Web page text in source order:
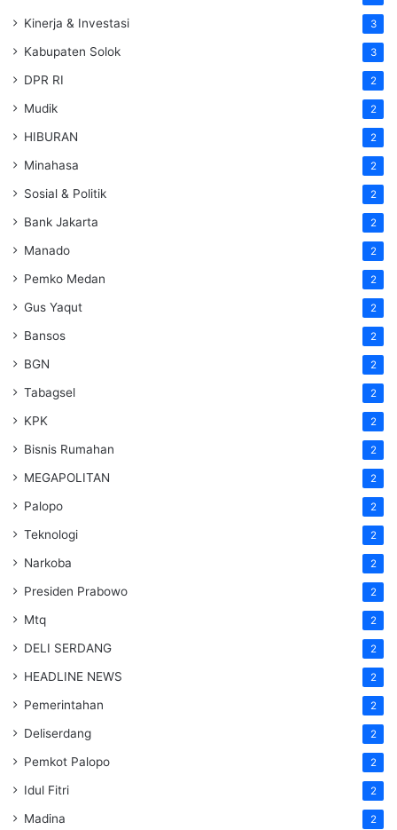
Kinerja & Investasi 3
Kabupaten Solok 3
DPR RI 2
Mudik 2
HIBURAN 2
Minahasa 2
Sosial & Politik 2
Bank Jakarta 2
Manado 2
Pemko Medan 2
Gus Yaqut 2
Bansos 2
BGN 2
Tabagsel 2
KPK 2
Bisnis Rumahan 2
MEGAPOLITAN 2
Palopo 2
Teknologi 2
Narkoba 2
Presiden Prabowo 2
Mtq 2
DELI SERDANG 2
HEADLINE NEWS 2
Pemerintahan 2
Deliserdang 2
Pemkot Palopo 2
Idul Fitri 2
Madina 2